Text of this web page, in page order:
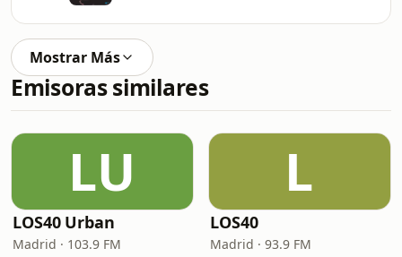
Mostrar Más
Emisoras similares
LU
LOS40 Urban
Madrid · 103.9 FM
L
LOS40
Madrid · 93.9 FM